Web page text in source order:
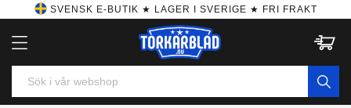
SVENSK E-BUTIK ★ LAGER I SVERIGE ★ FRI FRAKT